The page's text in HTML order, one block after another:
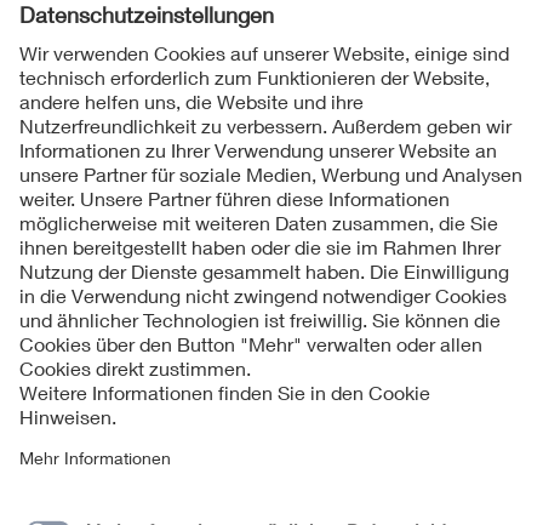
Folgen Sie uns
Kontakte
Service
Impressum
Datenschutzinformationen
Cookie Hinweise